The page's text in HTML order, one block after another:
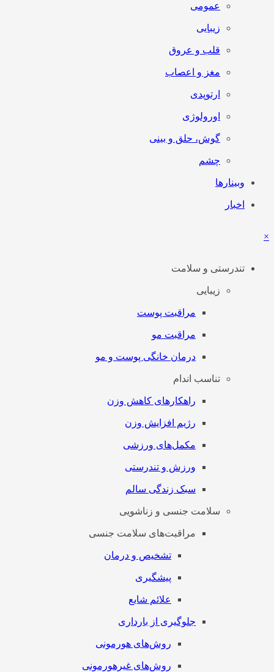
عمومی
زیبایی
قلب و عروق
مغز و اعصاب
ارتوپدی
اورولوژی
گوش، حلق و بینی
چشم
وبینارها
اخبار
×
تندرستی و سلامت
زیبایی
مراقبت پوست
مراقبت مو
درمان خانگی پوست و مو
تناسب اندام
راهکارهای کاهش وزن
رژیم افزایش وزن
مکمل‌های ورزشی
ورزش و تندرستی
سبک زندگی سالم
سلامت جنسی و زناشویی
مراقبت‌های سلامت جنسی
تشخیص و درمان
پیشگیری
علائم شایع
جلوگیری از بارداری
روش‌های هورمونی
روش‌های غیرهورمونی